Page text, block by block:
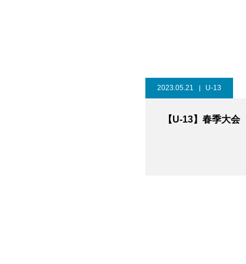
2023.05.21 U-13
【U-13】春季大会